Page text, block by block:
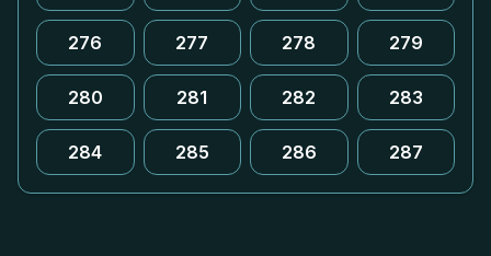
276 277 278 279
280 281 282 283
284 285 286 287